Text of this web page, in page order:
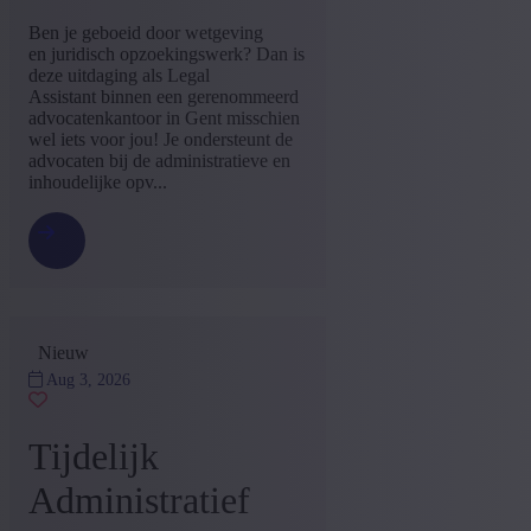
Geen ervaring (9)
Mid Career (2)
+ Toon meer - Toon minder
Ben je geboeid door wetgeving
en juridisch opzoekingswerk? Dan is
deze uitdaging als Legal
Assistant binnen een gerenommeerd
advocatenkantoor in Gent misschien
wel iets voor jou! Je ondersteunt de
advocaten bij de administratieve en
inhoudelijke opv...
Nieuw
Aug 3, 2026
Tijdelijk
Administratief